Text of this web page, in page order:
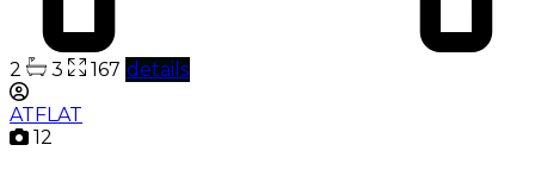
2 3 167 details
ATFLAT
12